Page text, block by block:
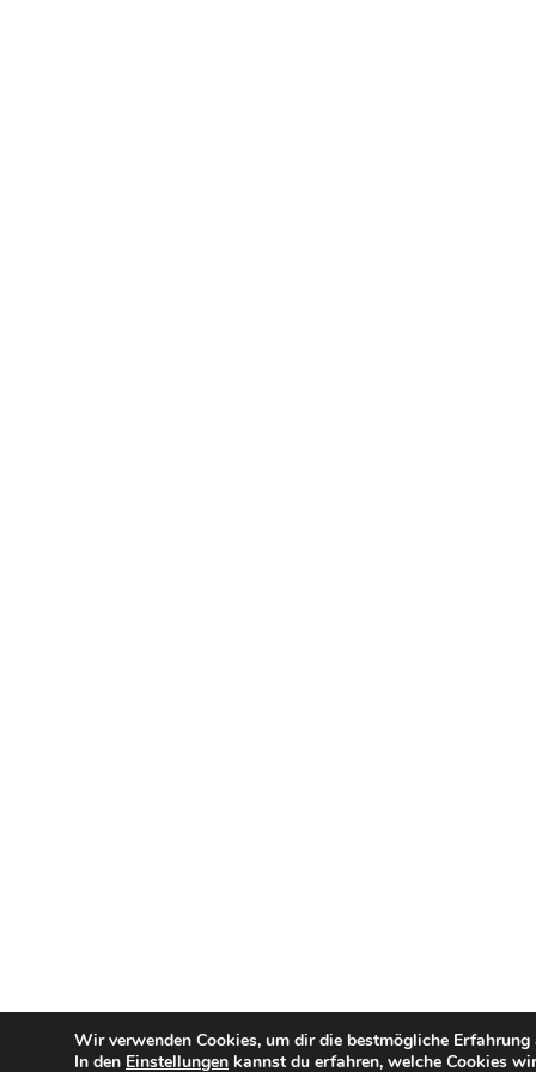
Wir verwenden Cookies, um dir die bestmögliche
In den Einstellungen kannst du erfahren, welche Cookies